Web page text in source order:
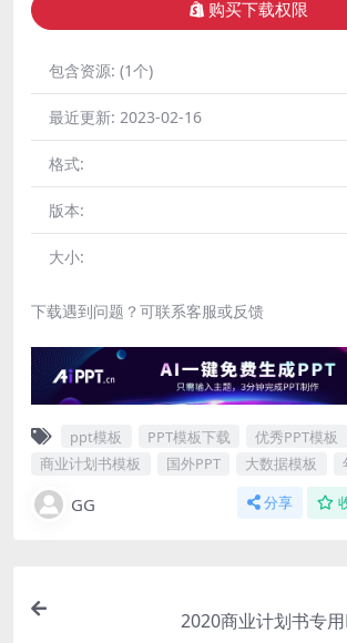
购买下载权限
包含资源: (1个)
最近更新: 2023-02-16
格式:
版本:
大小:
下载遇到问题？可联系客服或反馈
ppt模板 PPT模板下载
优秀PPT模板
商业计划书模板
国外PPT 大数据模板
GG 分享
2020商业计划书专